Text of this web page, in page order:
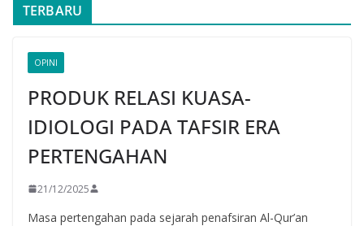
TERBARU
OPINI
PRODUK RELASI KUASA-
IDIOLOGI PADA TAFSIR ERA
PERTENGAHAN
21/12/2025
Masa pertengahan pada sejarah penafsiran Al-Qur’an